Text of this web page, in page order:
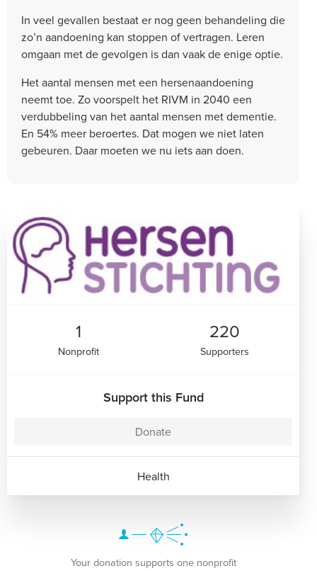
In veel gevallen bestaat er nog geen behandeling die
zo’n aandoening kan stoppen of vertragen. Leren
omgaan met de gevolgen is dan vaak de enige optie.
Het aantal mensen met een hersenaandoening
neemt toe. Zo voorspelt het RIVM in 2040 een
verdubbeling van het aantal mensen met dementie.
En 54% meer beroertes. Dat mogen we niet laten
gebeuren. Daar moeten we nu iets aan doen.
1
Nonprofit
220
Supporters
Support this Fund
Donate
Health
Your donation supports one nonprofit